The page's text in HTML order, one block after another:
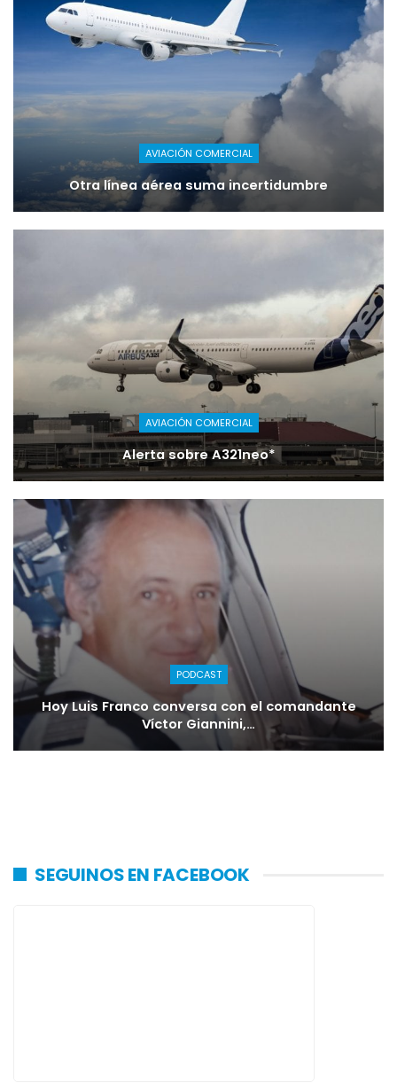
AVIACIÓN COMERCIAL
Otra línea aérea suma incertidumbre
AVIACIÓN COMERCIAL
Alerta sobre A321neo*
PODCAST
Hoy Luis Franco conversa con el comandante
Víctor Giannini,…
SEGUINOS EN FACEBOOK